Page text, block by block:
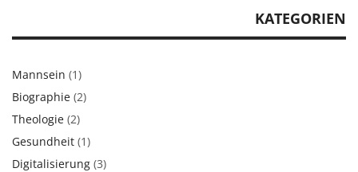
KATEGORIEN
Mannsein (1)
Biographie (2)
Theologie (2)
Gesundheit (1)
Digitalisierung (3)